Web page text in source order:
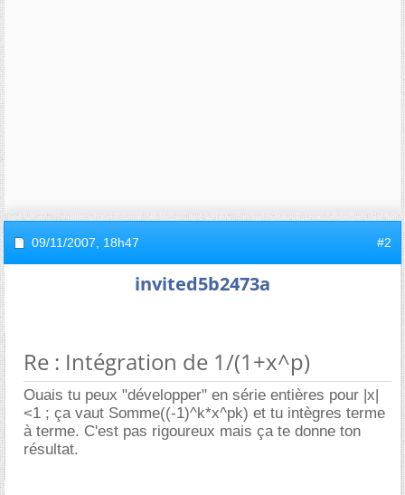
09/11/2007, 18h47 #2
invited5b2473a
Re : Intégration de 1/(1+x^p)
Ouais tu peux "développer" en série entières pour |x|
<1 ; ça vaut Somme((-1)^k*x^pk) et tu intègres terme
à terme. C'est pas rigoureux mais ça te donne ton
résultat.